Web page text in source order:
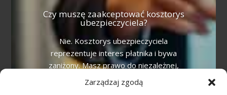
Zarządzaj zgodą
Czy muszę zaakceptować kosztorys
ubezpieczyciela?
Nie. Kosztorys ubezpieczyciela
reprezentuje interes płatnika i bywa
zaniżony. Masz prawo do niezależnej,
certyfikowanej opinii technicznej
MOTOEXPERT — to podstawa pełnego